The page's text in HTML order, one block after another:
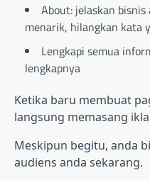
About: jelaskan
menarik, hilangkan kata
Lengkapi semua
lengkapnya
Ketika baru membuat
langsung memasang
Meskipun begitu, anda
audiens anda sekarang.